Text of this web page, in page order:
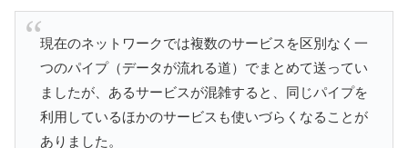
現在のネットワークでは複数のサービスを区別なく一
つのパイプ（データが流れる道）でまとめて送ってい
ましたが、あるサービスが混雑すると、同じパイプを
利用しているほかのサービスも使いづらくなることが
ありました。